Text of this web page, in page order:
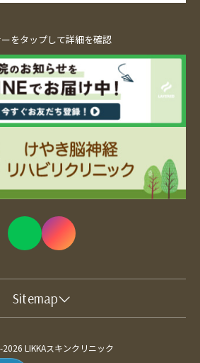
をタップして詳細を確認
Sitemap
LIKKAスキンクリニック